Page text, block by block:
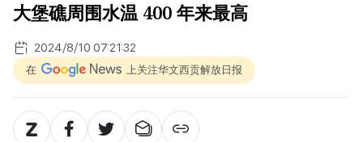
大堡礁周围水温 400 年来最高
2024/8/10 07:21:32
在 上关注华文西贡解放日报